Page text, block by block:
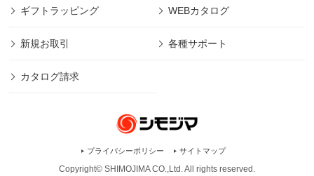
ギフトラッピング WEBカタログ
新規お取引 各種サポート
カタログ請求
プライバシーポリシー サイトマップ
Copyright© SHIMOJIMA CO.,Ltd. All rights reserved.